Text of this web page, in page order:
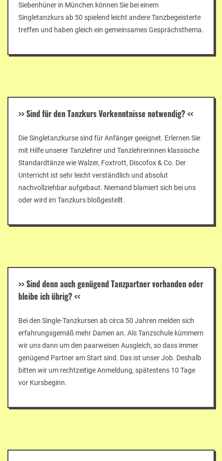
Siebenhüner in München können Sie bei einem
Singletanzkurs ab 50 spielend leicht andere Tanzbegeisterte
treffen und haben gleich ein gemeinsames Gesprächsthema.
>>Sind für den Tanzkurs Vorkenntnisse notwendig?<<
Die Singletanzkurse sind für Anfänger geeignet. Erlernen Sie
mit Hilfe unserer Tanzlehrer und Tanzlehrerinnen klassische
Standardtänze wie Walzer, Foxtrott, Discofox & Co. Der
Unterricht ist sehr leicht verständlich und absolut
nachvollziehbar aufgebaut. Niemand blamiert sich bei uns
oder wird im Tanzkurs bloßgestellt.
>>Sind denn auch genügend Tanzpartner vorhanden oder
bleibe ich übrig?<<
Bei den Single-Tanzkursen ab circa 50 Jahren melden sich
erfahrungsgemäß mehr Damen an. Als Tanzschule kümmern
wir uns dann um den paarweisen Ausgleich, so dass immer
genügend Partner am Start sind. Das ist unser Job. Deshalb
bitten wir um rechtzeitige Anmeldung, spätestens 10 Tage
vor Kursbeginn.